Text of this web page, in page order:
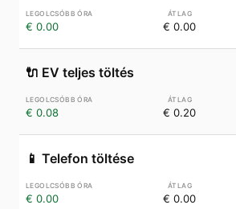
€ 0.00 € 0.00
🔌 EV teljes töltés
€ 0.08 € 0.20
📱 Telefon töltése
€ 0.00 € 0.00